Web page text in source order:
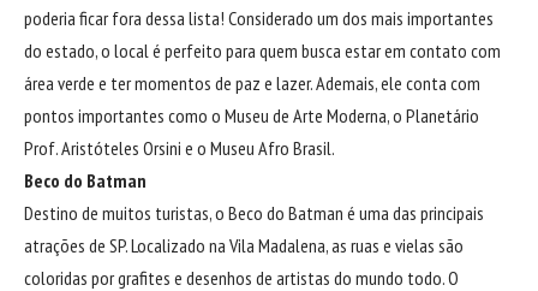
poderia ficar fora dessa lista! Considerado um dos mais importantes
do estado, o local é perfeito para quem busca estar em contato com
área verde e ter momentos de paz e lazer. Ademais, ele conta com
pontos importantes como o Museu de Arte Moderna, o Planetário
Prof. Aristóteles Orsini e o Museu Afro Brasil.
Beco do Batman
Destino de muitos turistas, o Beco do Batman é uma das principais
atrações de SP. Localizado na Vila Madalena, as ruas e vielas são
coloridas por grafites e desenhos de artistas do mundo todo. O